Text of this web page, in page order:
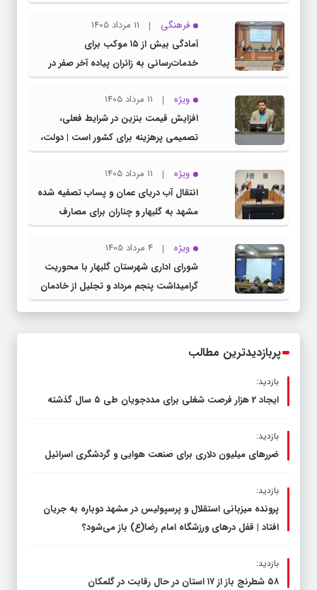
مشترک عضو کمیسیون آموزش مجلس با
مدیرکل آموزش و پرورش خراسان رضوی
فرهنگی
11 مرداد 1405
آمادگی بیش از ۱۵ موکب برای
خدمات‌رسانی به زائران پیاده آخر صفر در
شهرستان چناران
ویژه
11 مرداد 1405
افزایش قیمت بنزین در شرایط فعلی،
تصمیمی پرهزینه برای کشور است | دولت،
قاچاق سوخت و عوامل اصلی ناترازی را
محدود کند، نه سفره مردم
ویژه
11 مرداد 1405
انتقال آب دریای عمان و پساب تصفیه شده
مشهد به گلبهار و چناران برای مصارف
صنعتی و کشاورزی | لزوم تسریع در اجرای
پروژه‌های قطار و آزادراه مشهد- گلبهار-
چناران
ویژه
4 مرداد 1405
شورای اداری شهرستان گلبهار با محوریت
گرامیداشت پنجم مرداد و تجلیل از خادمان
عرصه نماز برگزار شد
پربازدیدترین مطالب
بازدید:
ایجاد 2 هزار فرصت شغلی برای مددجویان طی ۵ سال گذشته
بازدید:
ضررهای میلیون دلاری برای صنعت هوایی و گردشگری اسرائیل
بازدید:
پرونده میزبانی استقلال و پرسپولیس در مشهد دوباره به جریان
افتاد | قفل در‌های ورزشگاه امام رضا(ع) باز می‌شود؟
بازدید:
۵۸ شطرنج‌ باز از ۱۷ استان در حال رقابت در گلمکان